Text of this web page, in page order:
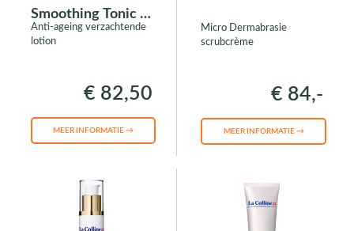
Smoothing Tonic /
Lotion
Anti-ageing verzachtende
lotion
€ 82,50
MEER INFORMATIE →
Micro Dermabrasie
scrubcrème
€ 84,-
MEER INFORMATIE →